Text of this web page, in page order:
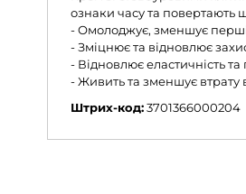
ознаки часу та повертають
- Омолоджує, зменшує
- Зміцнює та відновлює
- Відновлює еластичність та
- Живить та зменшує втрату
Штрих-код:3701366000204